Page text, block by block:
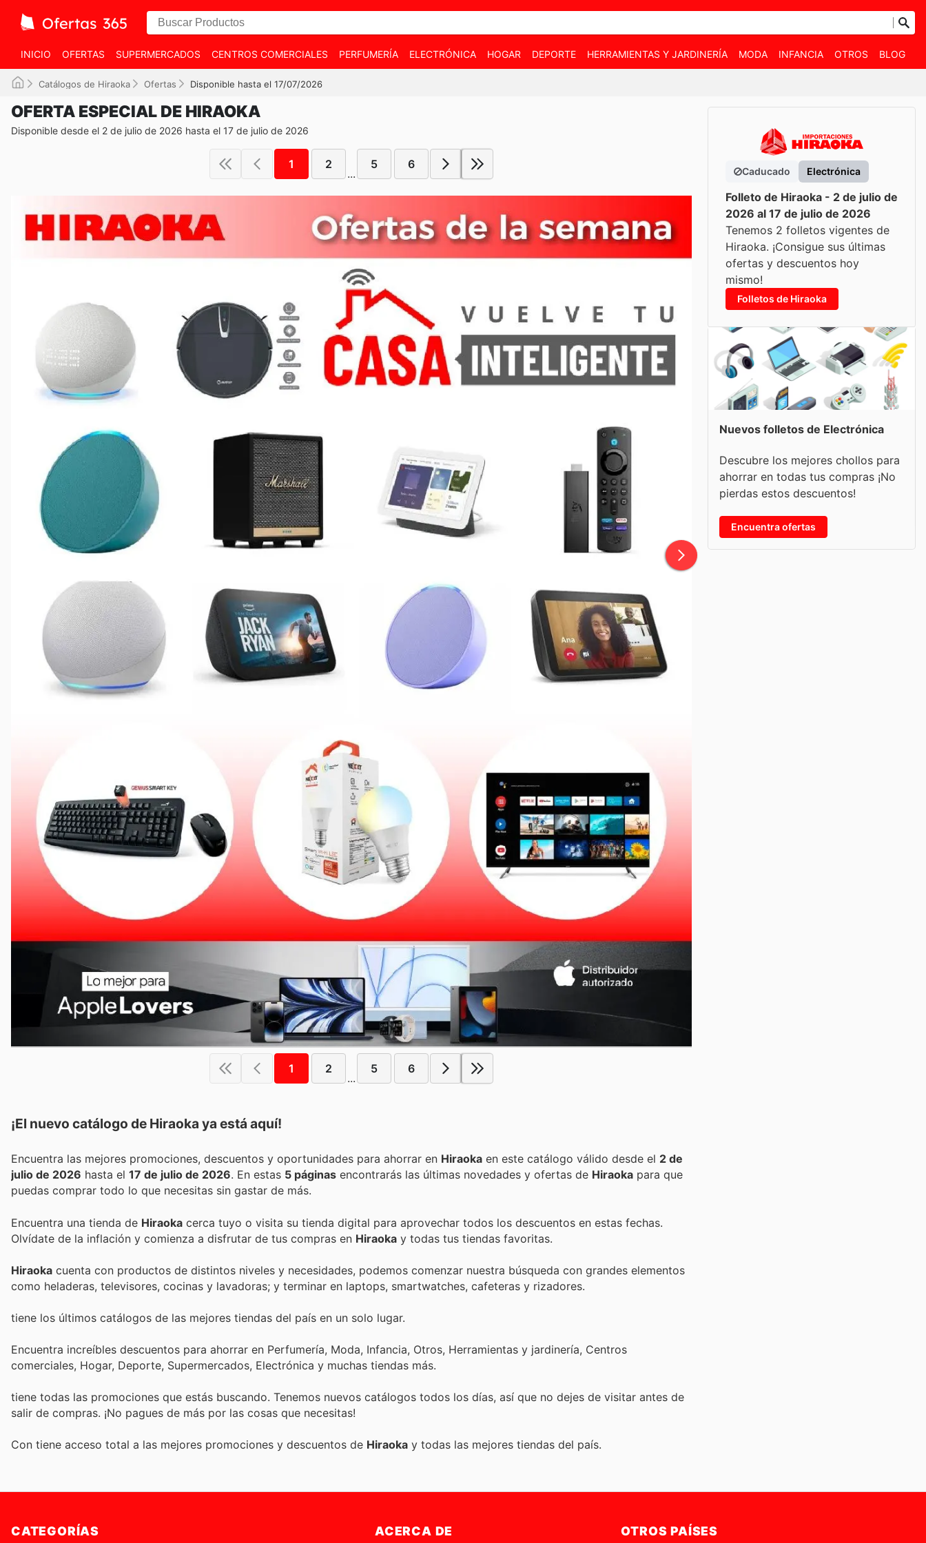
INICIO OFERTAS SUPERMERCADOS CENTROS COMERCIALES PERFUMERÍA ELECTRÓNICA HOGAR DEPORTE HERRAMIENTAS Y JARDINERÍA MODA INFANCIA OTROS BLOG
Catálogos de Hiraoka Ofertas Disponible hasta el 17/07/2026
OFERTA ESPECIAL DE HIRAOKA
Disponible desde el 2 de julio de 2026 hasta el 17 de julio de 2026
1 2
...
5 6
1 2
...
5 6
¡El nuevo catálogo de Hiraoka ya está aquí!
Encuentra las mejores promociones, descuentos y oportunidades para ahorrar en Hiraoka en este catálogo válido desde el 2 de
julio de 2026 hasta el 17 de julio de 2026 . En estas 5 páginas encontrarás las últimas novedades y ofertas de Hiraoka para que
puedas comprar todo lo que necesitas sin gastar de más.
Encuentra una tienda de Hiraoka cerca tuyo o visita su tienda digital para aprovechar todos los descuentos en estas fechas.
Olvídate de la inflación y comienza a disfrutar de tus compras en Hiraoka y todas tus tiendas favoritas.
Hiraoka cuenta con productos de distintos niveles y necesidades, podemos comenzar nuestra búsqueda con grandes elementos
como heladeras, televisores, cocinas y lavadoras; y terminar en laptops, smartwatches, cafeteras y rizadores.
tiene los últimos catálogos de las mejores tiendas del país en un solo lugar.
Encuentra increíbles descuentos para ahorrar en Perfumería, Moda, Infancia, Otros, Herramientas y jardinería, Centros
comerciales, Hogar, Deporte, Supermercados, Electrónica y muchas tiendas más.
tiene todas las promociones que estás buscando. Tenemos nuevos catálogos todos los días, así que no dejes de visitar antes de
salir de compras. ¡No pagues de más por las cosas que necesitas!
Con tiene acceso total a las mejores promociones y descuentos de Hiraoka y todas las mejores tiendas del país.
Caducado Electrónica
Folleto de Hiraoka - 2 de julio de
2026 al 17 de julio de 2026
Tenemos 2 folletos vigentes de
Hiraoka. ¡Consigue sus últimas
ofertas y descuentos hoy
mismo!
Folletos de Hiraoka
Nuevos folletos de Electrónica
Descubre los mejores chollos para
ahorrar en todas tus compras ¡No
pierdas estos descuentos!
Encuentra ofertas
CATEGORÍAS ACERCA DE OTROS PAÍSES